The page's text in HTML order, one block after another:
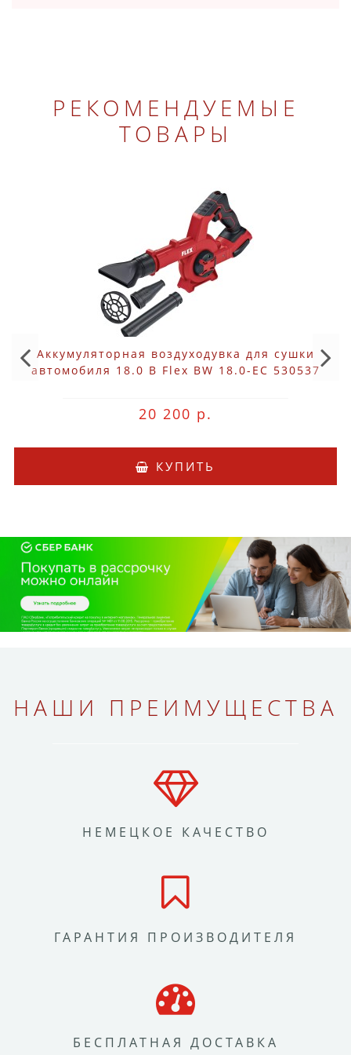
РЕКОМЕНДУЕМЫЕ
ТОВАРЫ
Аккумуляторная воздуходувка для сушки
автомобиля 18.0 В Flex BW 18.0-EC 530537
20 200 р.
КУПИТЬ
НАШИ ПРЕИМУЩЕСТВА
НЕМЕЦКОЕ КАЧЕСТВО
ГАРАНТИЯ ПРОИЗВОДИТЕЛЯ
БЕСПЛАТНАЯ ДОСТАВКА